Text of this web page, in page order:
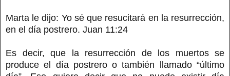
Marta le dijo: Yo sé que resucitará en la resurrección,
en el día postrero. Juan 11:24
Es decir, que la resurrección de los muertos se
produce el día postrero o también llamado “último